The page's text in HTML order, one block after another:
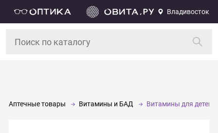
Владивосток
Аптечные товары Витамины и БАД Витамины для детей